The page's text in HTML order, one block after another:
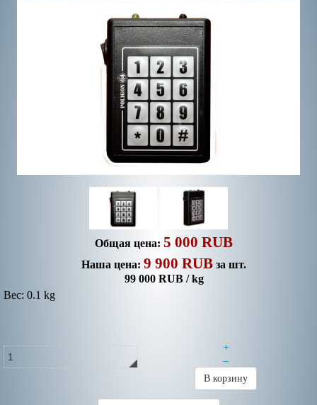
Общая цена: 5 000 RUB
Наша цена: 9 900 RUB за шт.
99 000 RUB / kg
Вес: 0.1 kg
+
–
В корзину